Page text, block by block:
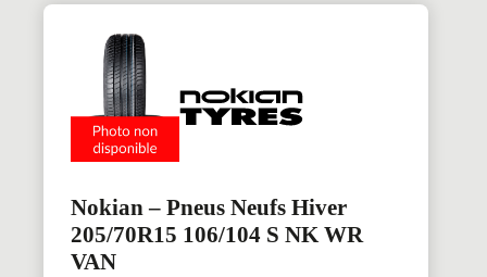
Nokian – Pneus Neufs Hiver
205/70R15 106/104 S NK WR
VAN